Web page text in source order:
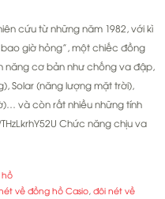
cứu từ những năm 1982, với kì
giờ hỏng”, một chiếc đồng
năng cơ bản như chống va đập,
Solar (năng lượng mặt trời),
và còn rất nhiều những tính
Chức năng chịu va
hồ
về đồng hồ Casio, đôi nét về